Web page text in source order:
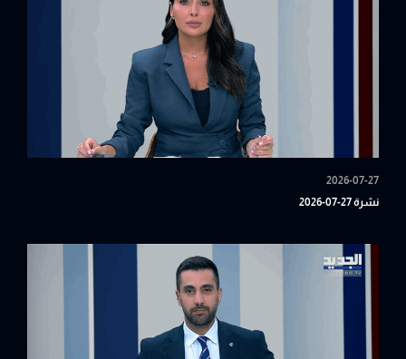
2026-07-27
نشرة 27-07-2026